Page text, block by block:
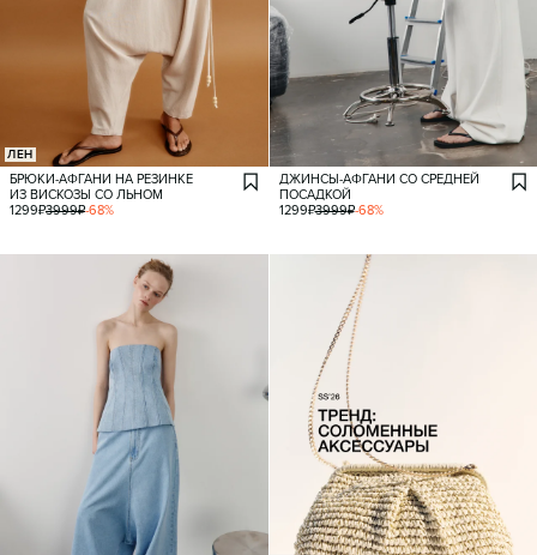
ЛЕН
БРЮКИ-АФГАНИ НА РЕЗИНКЕ
ИЗ ВИСКОЗЫ СО ЛЬНОМ
1299₽3999₽-68%
ДЖИНСЫ-АФГАНИ СО СРЕДНЕЙ
ПОСАДКОЙ
1299₽3999₽-68%